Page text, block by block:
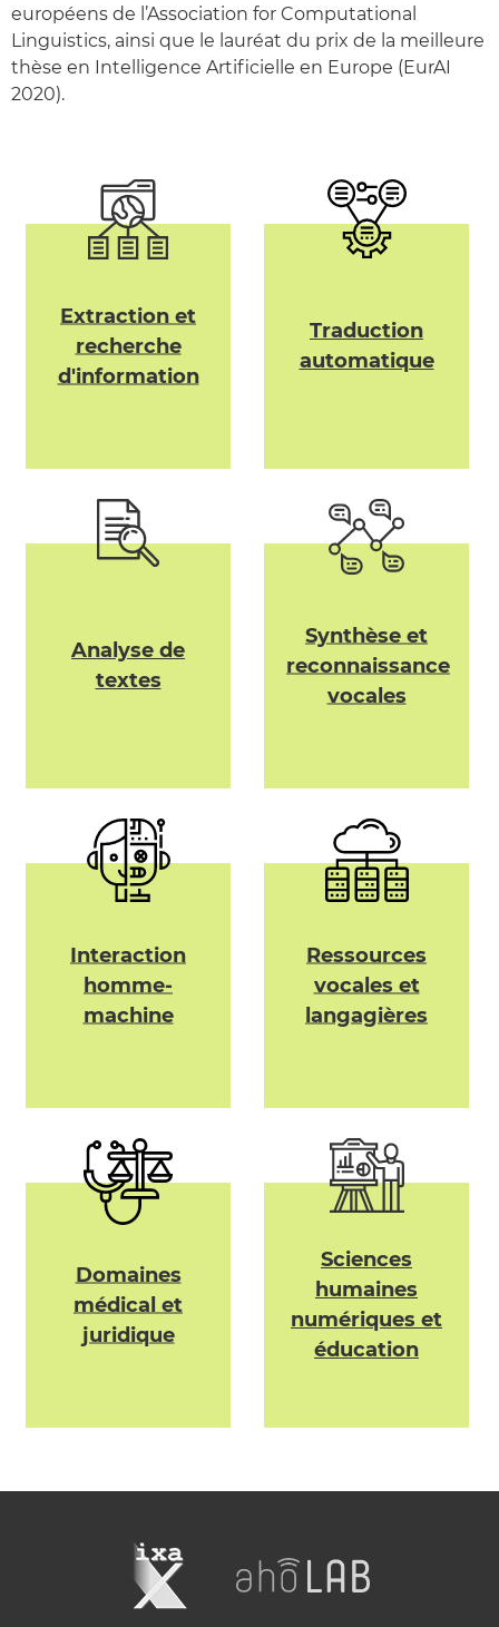
européens de l’Association for Computational
Linguistics, ainsi que le lauréat du prix de la meilleure
thèse en Intelligence Artificielle en Europe (EurAI
2020).
Extraction et
recherche
d'information
Traduction
automatique
Analyse de
textes
Synthèse et
reconnaissance
vocales
Interaction
homme-
machine
Ressources
vocales et
langagières
Domaines
médical et
juridique
Sciences
humaines
numériques et
éducation